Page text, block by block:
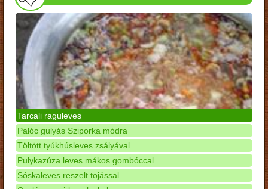
Tarcali raguleves
Palóc gulyás Sziporka módra
Töltött tyúkhúsleves zsályával
Pulykazúza leves mákos gombóccal
Sóskaleves reszelt tojással